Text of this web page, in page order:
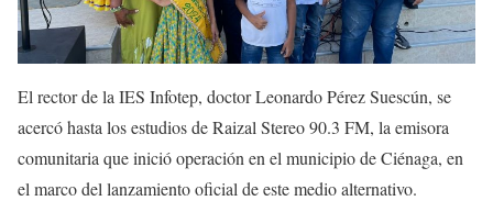
El rector de la IES Infotep, doctor Leonardo Pérez Suescún, se
acercó hasta los estudios de Raizal Stereo 90.3 FM, la emisora
comunitaria que inició operación en el municipio de Ciénaga, en
el marco del lanzamiento oficial de este medio alternativo.